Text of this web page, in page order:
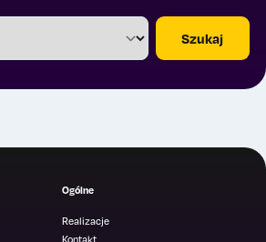
Szukaj
Ogólne
Realizacje
Kontakt